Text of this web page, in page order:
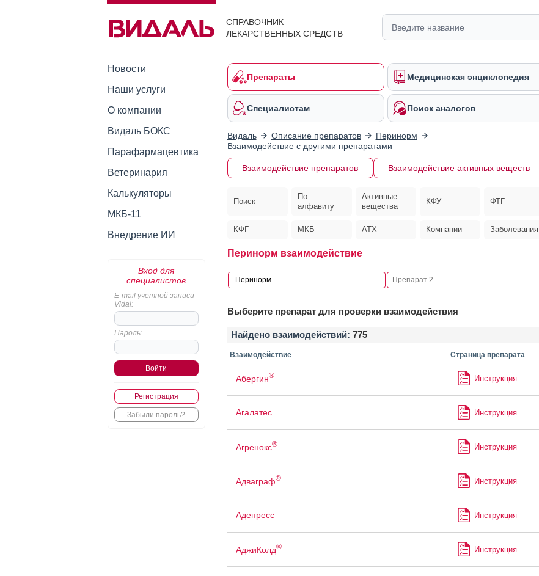
СПРАВОЧНИК
ЛЕКАРСТВЕННЫХ СРЕДСТВ
Новости
Наши услуги
О компании
Видаль БОКС
Парафармацевтика
Ветеринария
Калькуляторы
МКБ-11
Внедрение ИИ
Вход для
специалистов
E-mail учетной записи
Vidal:
Пароль:
Регистрация
Забыли пароль?
Препараты Медицинская энциклопедия
Специалистам Поиск аналогов
Видаль Описание препаратов
Перинорм
Взаимодействие с другими препаратами
Взаимодействие препаратов Взаимодействие активных веществ
Поиск
По
алфавиту
Активные
вещества
КФУ ФТГ
КФГ МКБ АТХ Компании Заболевания
Перинорм взаимодействие
Выберите препарат для проверки взаимодействия
Найдено взаимодействий: 775
Взаимодействие Страница препарата
Абергин® Инструкция
Агалатес Инструкция
Агренокс® Инструкция
Адваграф® Инструкция
Адепресс Инструкция
АджиКолд® Инструкция